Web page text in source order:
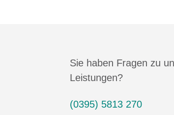
Sie haben Fragen zu
Leistungen?
(0395) 5813 270